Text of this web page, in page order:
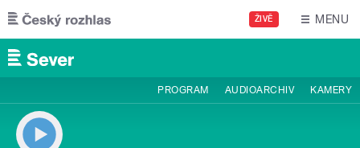
Přejít k hlavnímu obsahu
ŽIVĚ MENU
PROGRAM AUDIOARCHIV KAMERY